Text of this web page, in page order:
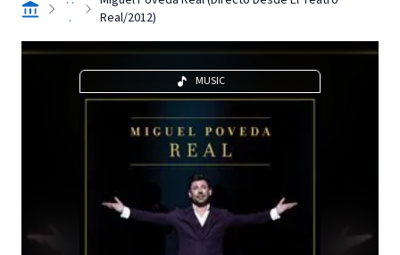
.
Real/2012)
MUSIC